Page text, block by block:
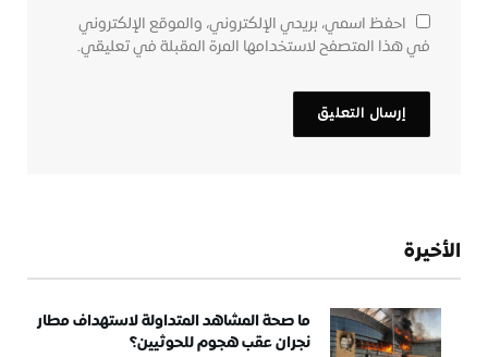
احفظ اسمي، بريدي الإلكتروني، والموقع الإلكتروني
في هذا المتصفح لاستخدامها المرة المقبلة في تعليقي.
الأخيرة
ما صحة المشاهد المتداولة لاستهداف مطار
نجران عقب هجوم للحوثيين؟